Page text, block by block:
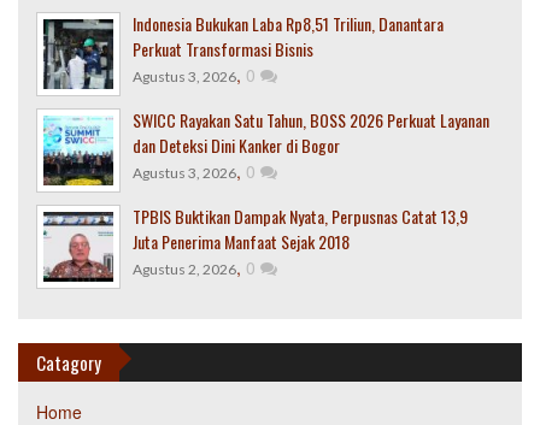
Indonesia Bukukan Laba Rp8,51 Triliun, Danantara
Perkuat Transformasi Bisnis
Agustus 3, 2026, 0
SWICC Rayakan Satu Tahun, BOSS 2026 Perkuat Layanan
dan Deteksi Dini Kanker di Bogor
Agustus 3, 2026, 0
TPBIS Buktikan Dampak Nyata, Perpusnas Catat 13,9
Juta Penerima Manfaat Sejak 2018
Agustus 2, 2026, 0
Catagory
Home